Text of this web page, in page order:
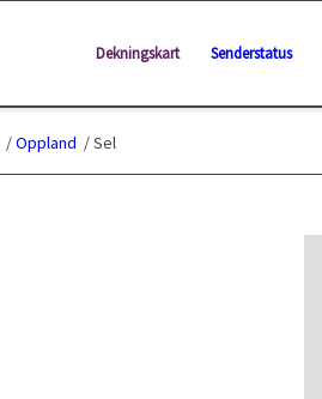
Dekningskart Senderstatus
/Oppland /Sel